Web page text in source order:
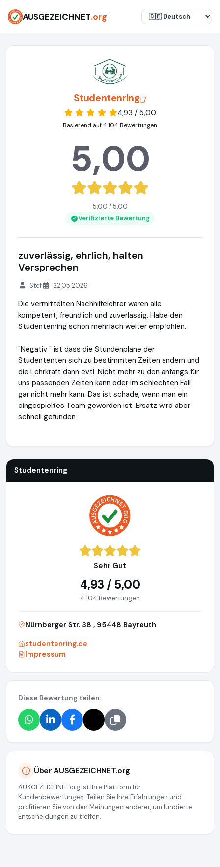
AUSGEZEICHNET.org
Studentenring
4,93 / 5,00
Basierend auf 4.104 Bewertungen
5,00
5,00 / 5,00
Verifizierte Bewertung
zuverlässig, ehrlich, halten
Versprechen
Stef 22.05.2026
Die vermittelten Nachhilfelehrer waren alle
kompetent, freundlich und zuverlässig. Habe den
Studentenring schon mehrfach weiter empfohlen.
"Negativ " ist dass die Stundenpläne der
Studententen sich zu bestimmten Zeiten ändern und
die Lehrkraft dann evtl. Nicht mehr zu den anfangs für
uns passenden Zeiten kann oder im schlechten Fall
gar nicht mehr kann. Das ist schade, wenn man ein
eingespieltes Team geworden ist. Ersatz wird aber
schnell gefunden
Studentenring
Sehr Gut
4,93 / 5,00
4.104 Bewertungen
Nürnberger Str. 38 , 95448 Bayreuth
studentenring.de
Impressum
Diese Bewertung teilen:
Über AUSGEZEICHNET.org
AUSGEZEICHNET.org ist Ihre Plattform für
Kundenbewertungen. Teilen Sie Ihre Erfahrungen und
profitieren Sie von den Meinungen anderer, um fundierte
Entscheidungen zu treffen.